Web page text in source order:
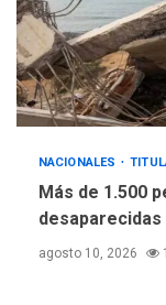
NACIONALES
Más de 1.500
desaparecidas
agosto 10, 2026